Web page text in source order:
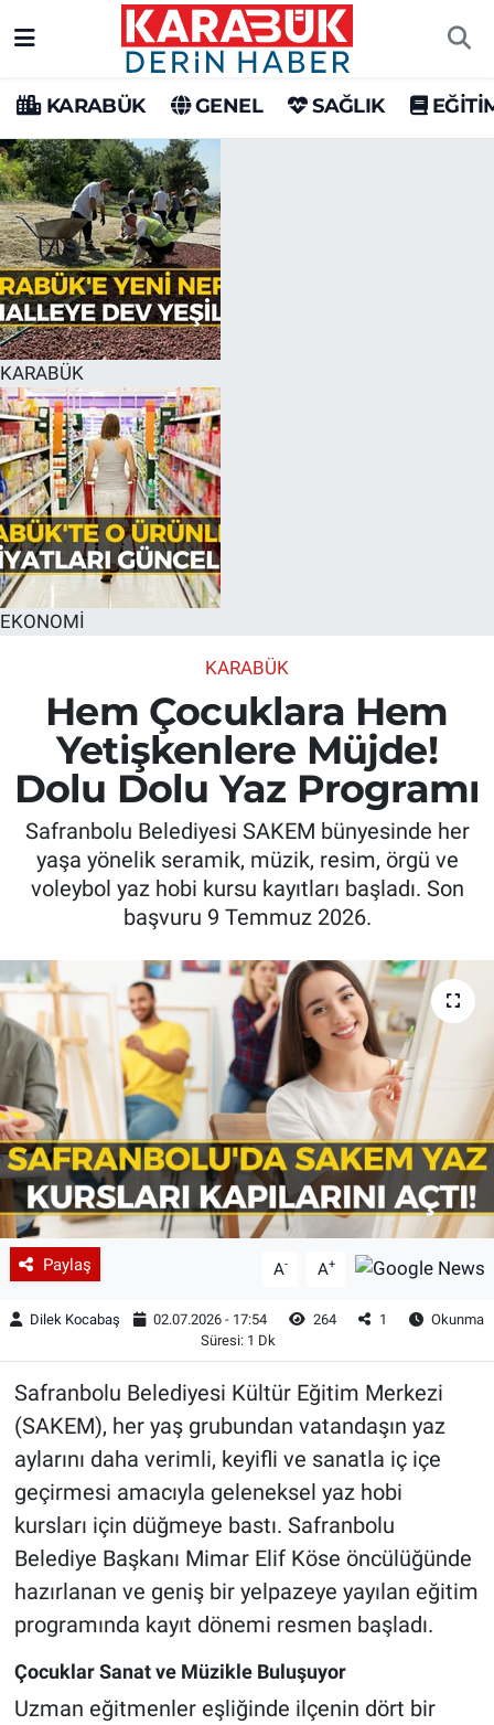
KARABÜK GENEL SAĞLIK
KARABÜK
EKONOMİ
KARABÜK
Hem Çocuklara Hem
Yetişkenlere Müjde!
Dolu Dolu Yaz Programı
Safranbolu Belediyesi SAKEM bünyesinde her
yaşa yönelik seramik, müzik, resim, örgü ve
voleybol yaz hobi kursu kayıtları başladı. Son
başvuru 9 Temmuz 2026.
Paylaş A- A+
Dilek Kocabaş 02.07.2026 - 17:54 264 1
Okunma
Süresi: 1 Dk
Safranbolu Belediyesi Kültür Eğitim Merkezi
(SAKEM), her yaş grubundan vatandaşın yaz
aylarını daha verimli, keyifli ve sanatla iç içe
geçirmesi amacıyla geleneksel yaz hobi
kursları için düğmeye bastı. Safranbolu
Belediye Başkanı Mimar Elif Köse öncülüğünde
hazırlanan ve geniş bir yelpazeye yayılan eğitim
programında kayıt dönemi resmen başladı.
Çocuklar Sanat ve Müzikle Buluşuyor
Uzman eğitmenler eşliğinde ilçenin dört bir
Karabük Hava Durumu
Karabük Trafik Yoğunluk Haritası
Süper Lig Puan Durumu ve Fikstür
Tüm Manşetler
Son Dakika Haberleri
Haber Arşivi